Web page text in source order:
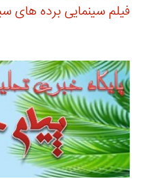
فیلم سینمایی برده های